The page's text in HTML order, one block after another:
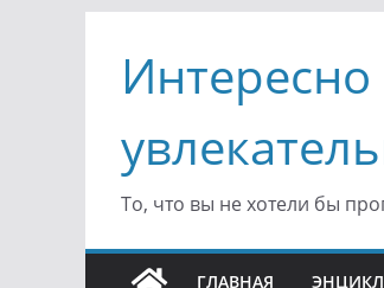
содержимому
Интересно
То, что вы не хотели бы
ГЛАВНАЯ